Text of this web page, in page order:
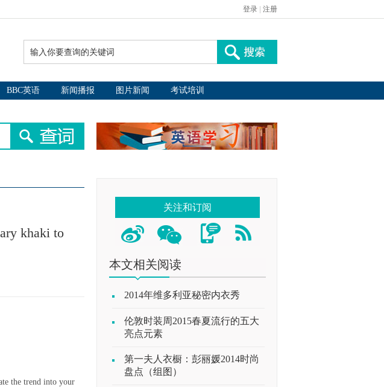
登录 注册
BBC英语 新闻播报 图片新闻 考试培训
khaki to
the trend into your
关注和订阅
本文相关阅读
2014年维多利亚秘密内衣秀
伦敦时装周2015春夏流行的五大
亮点元素
第一夫人衣橱：彭丽媛2014时尚
盘点（组图）